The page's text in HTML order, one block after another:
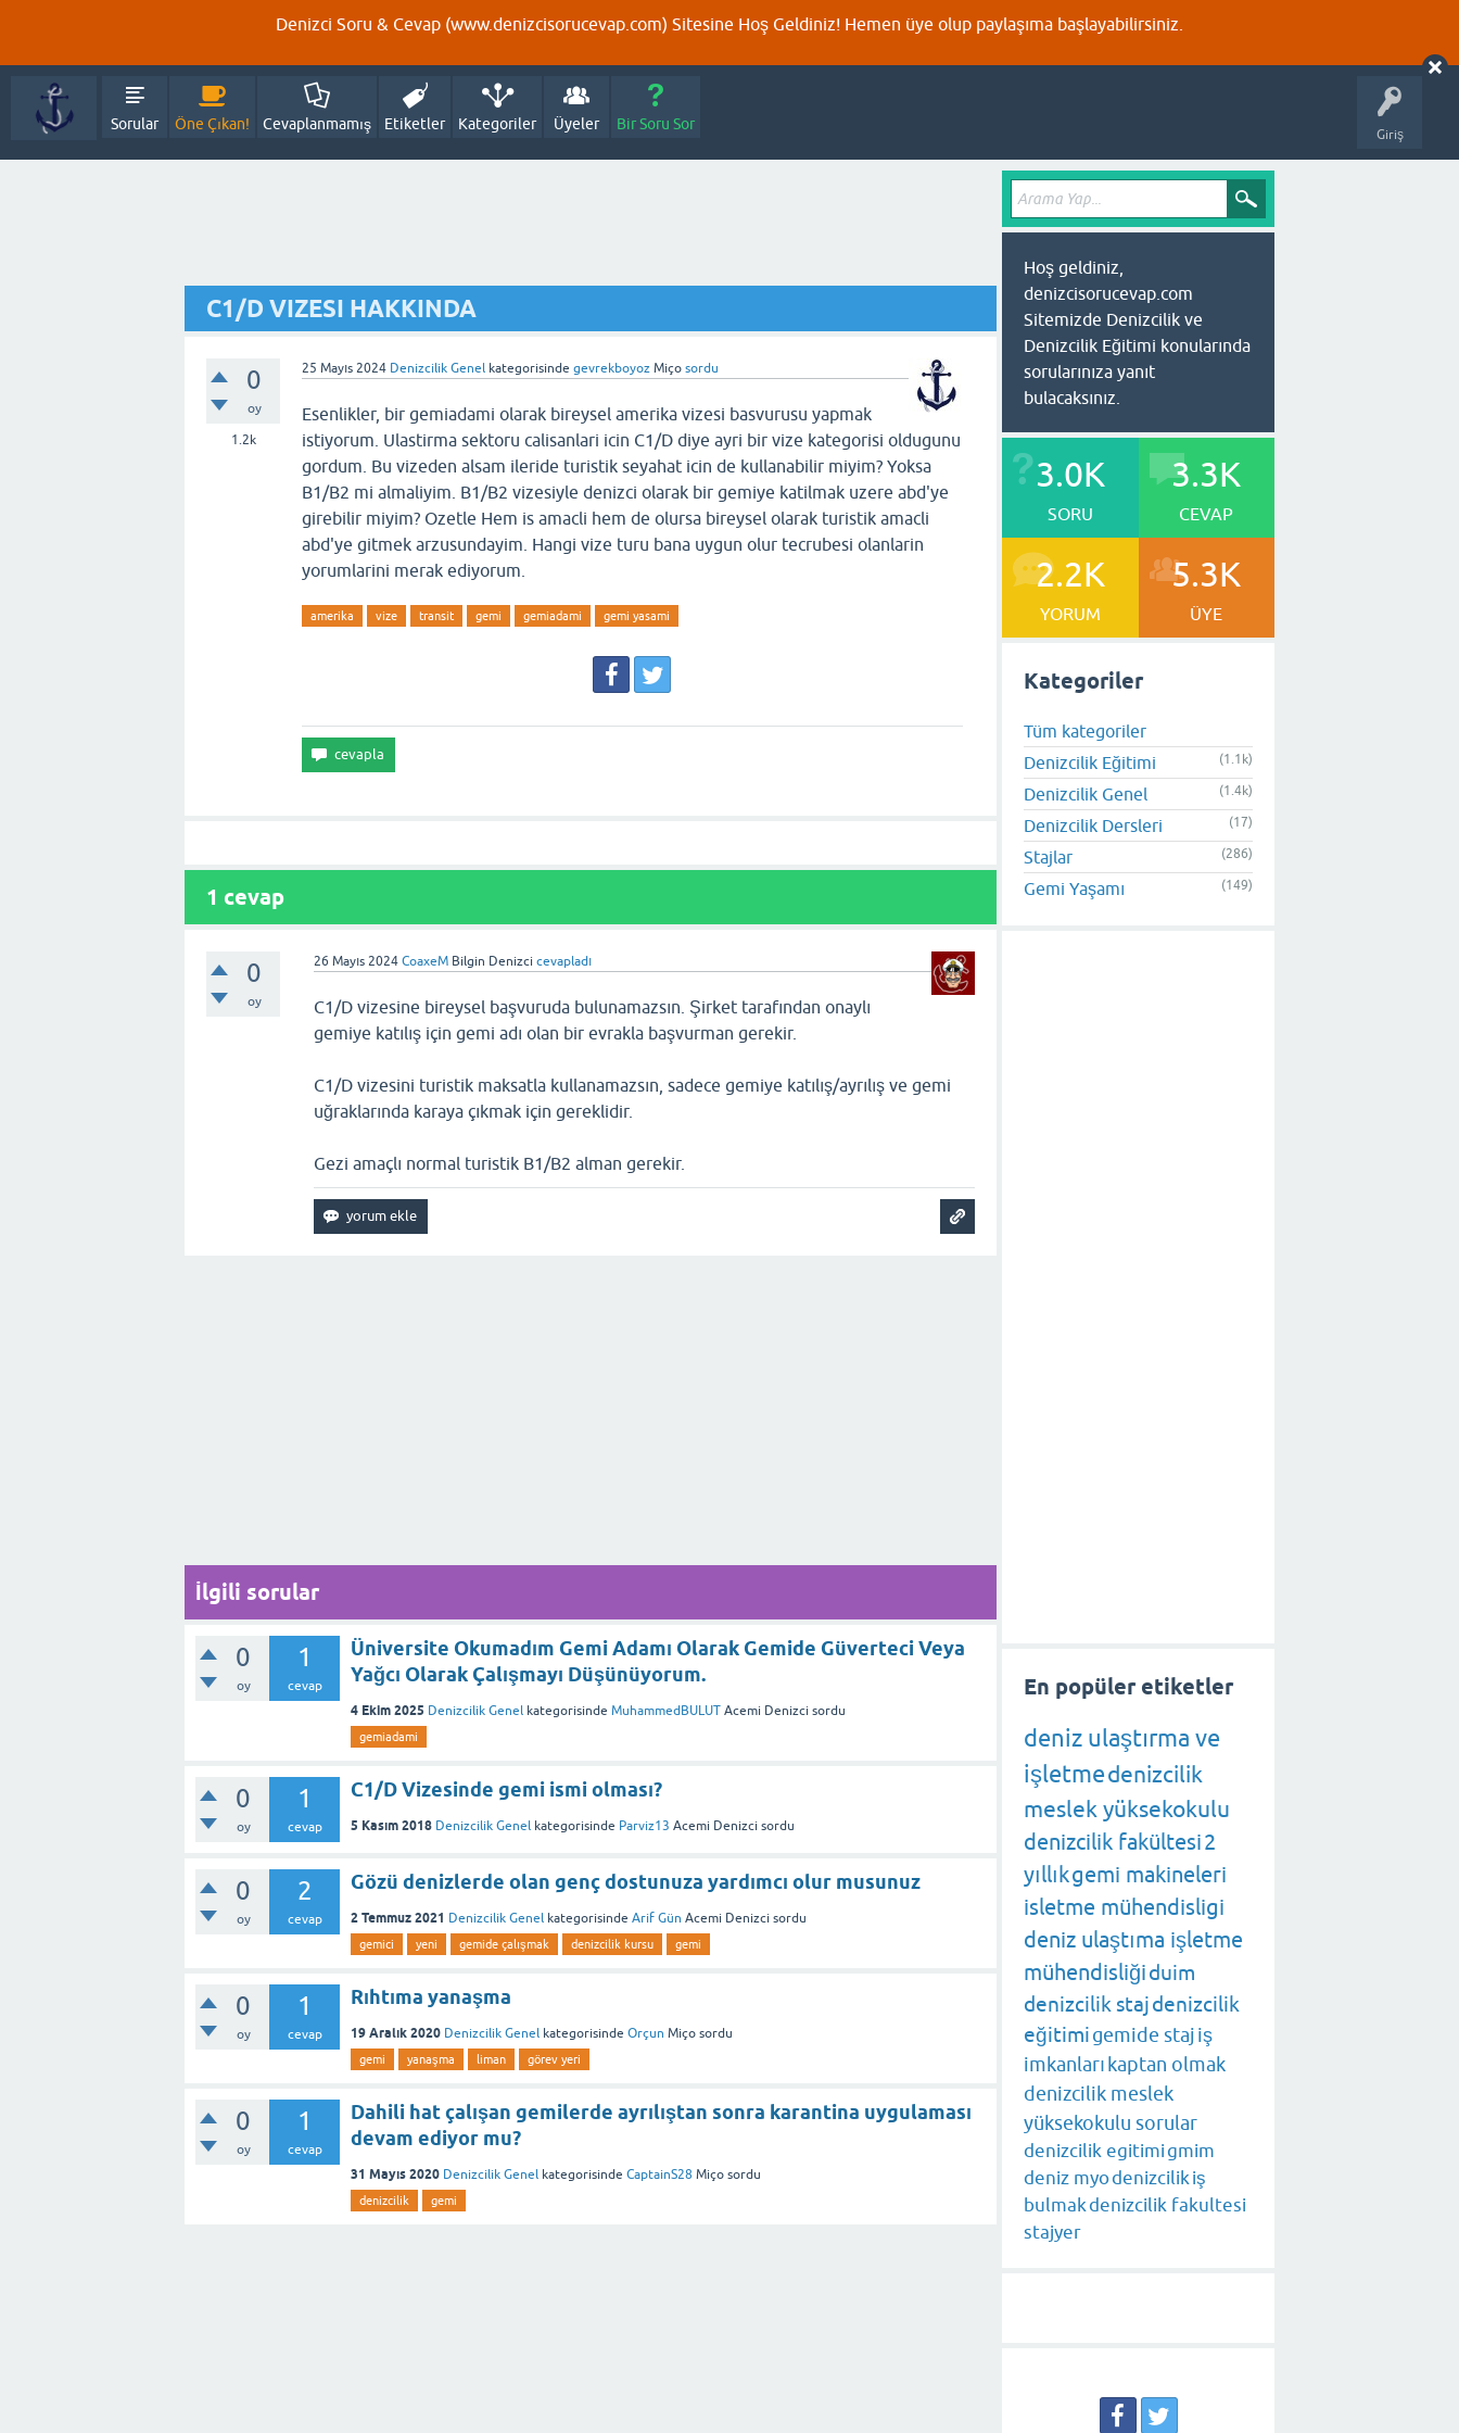
Denizci Soru & Cevap (www.denizcisorucevap.com) Sitesine Hoş Geldiniz! Hemen üye olup paylaşıma başlayabilirsiniz.
Giriş
Sorular Öne Çıkan! Cevaplanmamış Etiketler Kategoriler Üyeler Bir Soru Sor
C1/D VIZESI HAKKINDA
0
oy
1.2k
25 Mayıs 2024 Denizcilik Genel kategorisinde gevrekboyoz Miço sordu
Esenlikler, bir gemiadami olarak bireysel amerika vizesi basvurusu yapmak
istiyorum. Ulastirma sektoru calisanlari icin C1/D diye ayri bir vize kategorisi oldugunu
gordum. Bu vizeden alsam ileride turistik seyahat icin de kullanabilir miyim? Yoksa
B1/B2 mi almaliyim. B1/B2 vizesiyle denizci olarak bir gemiye katilmak uzere abd'ye
girebilir miyim? Ozetle Hem is amacli hem de olursa bireysel olarak turistik amacli
abd'ye gitmek arzusundayim. Hangi vize turu bana uygun olur tecrubesi olanlarin
yorumlarini merak ediyorum.
amerika vize transit gemi gemiadami gemi yasami
1 cevap
0
oy
26 Mayıs 2024 CoaxeM Bilgin Denizci cevapladı
C1/D vizesine bireysel başvuruda bulunamazsın. Şirket tarafından onaylı
gemiye katılış için gemi adı olan bir evrakla başvurman gerekir.
C1/D vizesini turistik maksatla kullanamazsın, sadece gemiye katılış/ayrılış ve gemi
uğraklarında karaya çıkmak için gereklidir.
Gezi amaçlı normal turistik B1/B2 alman gerekir.
İlgili sorular
0
oy
1
cevap
Üniversite Okumadım Gemi Adamı Olarak Gemide Güverteci Veya
Yağcı Olarak Çalışmayı Düşünüyorum.
4 Ekim 2025 Denizcilik Genel kategorisinde MuhammedBULUT Acemi Denizci sordu
gemiadami
0
oy
1
cevap
C1/D Vizesinde gemi ismi olması?
5 Kasım 2018 Denizcilik Genel kategorisinde Parviz13 Acemi Denizci sordu
0
oy
2
cevap
Gözü denizlerde olan genç dostunuza yardımcı olur musunuz
2 Temmuz 2021 Denizcilik Genel kategorisinde Arif Gün Acemi Denizci sordu
gemici yeni gemide çalışmak denizcilik kursu gemi
0
oy
1
cevap
Rıhtıma yanaşma
19 Aralık 2020 Denizcilik Genel kategorisinde Orçun Miço sordu
gemi yanaşma liman görev yeri
0
oy
1
cevap
Dahili hat çalışan gemilerde ayrılıştan sonra karantina uygulaması
devam ediyor mu?
31 Mayıs 2020 Denizcilik Genel kategorisinde CaptainS28 Miço sordu
denizcilik gemi
Hoş geldiniz,
denizcisorucevap.com
Sitemizde Denizcilik ve
Denizcilik Eğitimi konularında
sorularınıza yanıt
bulacaksınız.
3.0K
SORU
3.3K
CEVAP
2.2K
YORUM
5.3K
ÜYE
Kategoriler
Tüm kategoriler
Denizcilik Eğitimi
(1.1k)
Denizcilik Genel (1.4k)
Denizcilik Dersleri (17)
Stajlar (286)
Gemi Yaşamı (149)
En popüler etiketler
deniz ulaştırma ve
işletmedenizcilik
meslek yüksekokulu
denizcilik fakültesi2
yıllıkgemi makineleri
isletme mühendisligi
deniz ulaştıma işletme
mühendisliğiduim
denizcilik stajdenizcilik
eğitimigemide stajiş
imkanlarıkaptan olmak
denizcilik meslek
yüksekokulu sorular
denizcilik egitimigmim
deniz myodenizcilikiş
bulmakdenizcilik fakultesi
stajyer